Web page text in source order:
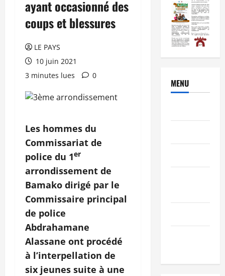
ayant occasionné des
coups et blessures
LE PAYS
10 juin 2021
3 minutes lues
0
Les hommes du
Commissariat de
police du 1er
arrondissement de
Bamako dirigé par le
Commissaire principal
de police
Abdrahamane
Alassane ont procédé
à l’interpellation de
six jeunes suite à une
MENU